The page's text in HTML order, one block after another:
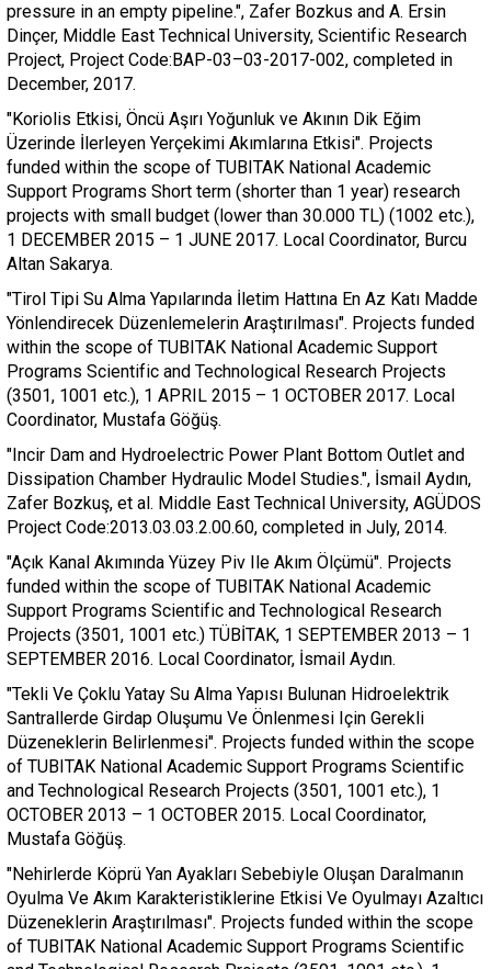
pressure in an empty pipeline.", Zafer Bozkus and A. Ersin
Dinçer, Middle East Technical University, Scientific Research
Project, Project Code:BAP-03–03-2017-002, completed in
December, 2017.
"Koriolis Etkisi, Öncü Aşırı Yoğunluk ve Akının Dik Eğim
Üzerinde İlerleyen Yerçekimi Akımlarına Etkisi". Projects
funded within the scope of TUBITAK National Academic
Support Programs Short term (shorter than 1 year) research
projects with small budget (lower than 30.000 TL) (1002 etc.),
1 DECEMBER 2015 – 1 JUNE 2017. Local Coordinator, Burcu
Altan Sakarya.
"Tirol Tipi Su Alma Yapılarında İletim Hattına En Az Katı Madde
Yönlendirecek Düzenlemelerin Araştırılması". Projects funded
within the scope of TUBITAK National Academic Support
Programs Scientific and Technological Research Projects
(3501, 1001 etc.), 1 APRIL 2015 – 1 OCTOBER 2017. Local
Coordinator, Mustafa Göğüş.
"Incir Dam and Hydroelectric Power Plant Bottom Outlet and
Dissipation Chamber Hydraulic Model Studies.", İsmail Aydın,
Zafer Bozkuş, et al. Middle East Technical University, AGÜDOS
Project Code:2013.03.03.2.00.60, completed in July, 2014.
"Açık Kanal Akımında Yüzey Piv Ile Akım Ölçümü". Projects
funded within the scope of TUBITAK National Academic
Support Programs Scientific and Technological Research
Projects (3501, 1001 etc.) TÜBİTAK, 1 SEPTEMBER 2013 – 1
SEPTEMBER 2016. Local Coordinator, İsmail Aydın.
"Tekli Ve Çoklu Yatay Su Alma Yapısı Bulunan Hidroelektrik
Santrallerde Girdap Oluşumu Ve Önlenmesi Için Gerekli
Düzeneklerin Belirlenmesi". Projects funded within the scope
of TUBITAK National Academic Support Programs Scientific
and Technological Research Projects (3501, 1001 etc.), 1
OCTOBER 2013 – 1 OCTOBER 2015. Local Coordinator,
Mustafa Göğüş.
"Nehirlerde Köprü Yan Ayakları Sebebiyle Oluşan Daralmanın
Oyulma Ve Akım Karakteristiklerine Etkisi Ve Oyulmayı Azaltıcı
Düzeneklerin Araştırılması". Projects funded within the scope
of TUBITAK National Academic Support Programs Scientific